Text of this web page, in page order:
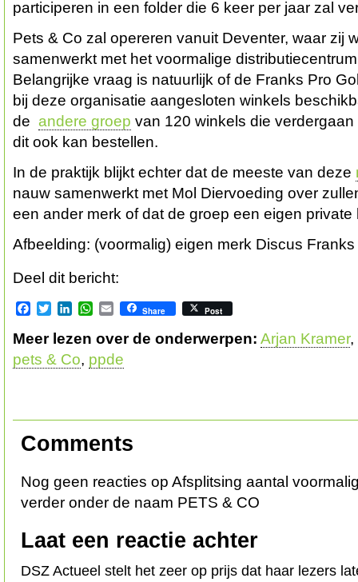
participeren in een folder die 6 keer per jaar zal
Pets & Co zal opereren vanuit Deventer, waar zij
samenwerkt met het voormalige
Belangrijke vraag is natuurlijk of de Franks Pro
bij deze organisatie aangesloten winkels
de andere groep van 120 winkels die
dit ook kan bestellen.
In de praktijk blijkt echter dat de meeste van deze
nauw samenwerkt met Mol Diervoeding over
een ander merk of dat de groep een eigen
Afbeelding: (voormalig) eigen merk Discus
Deel dit bericht:
Facebook
TwitterLinkedInWhatsApp
EmailShare Post
Meer lezen over de onderwerpen: Arjan Kramer,
pets & Co, ppde
Comments
Nog geen reacties op Afsplitsing aantal
verder onder de naam PETS & CO
Laat een reactie achter
DSZ Actueel stelt het zeer op prijs dat haar lezers